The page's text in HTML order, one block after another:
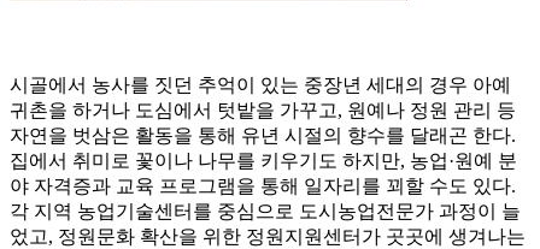
시골에서 농사를 짓던 추억이 있는 중장년 세대의 경우 아예
귀촌을 하거나 도심에서 텃밭을 가꾸고, 원예나 정원 관리 등
자연을 벗삼은 활동을 통해 유년 시절의 향수를 달래곤 한다.
집에서 취미로 꽃이나 나무를 키우기도 하지만, 농업·원예 분
야 자격증과 교육 프로그램을 통해 일자리를 꾀할 수도 있다.
각 지역 농업기술센터를 중심으로 도시농업전문가 과정이 늘
었고, 정원문화 확산을 위한 정원지원센터가 곳곳에 생겨나는